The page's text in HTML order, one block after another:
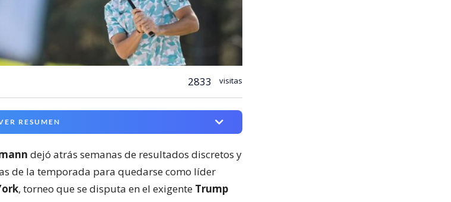
2833 visitas
RESUMEN
dejó atrás semanas de resultados discretos y
de la temporada para quedarse como líder
, torneo que se disputa en el exigente Trump